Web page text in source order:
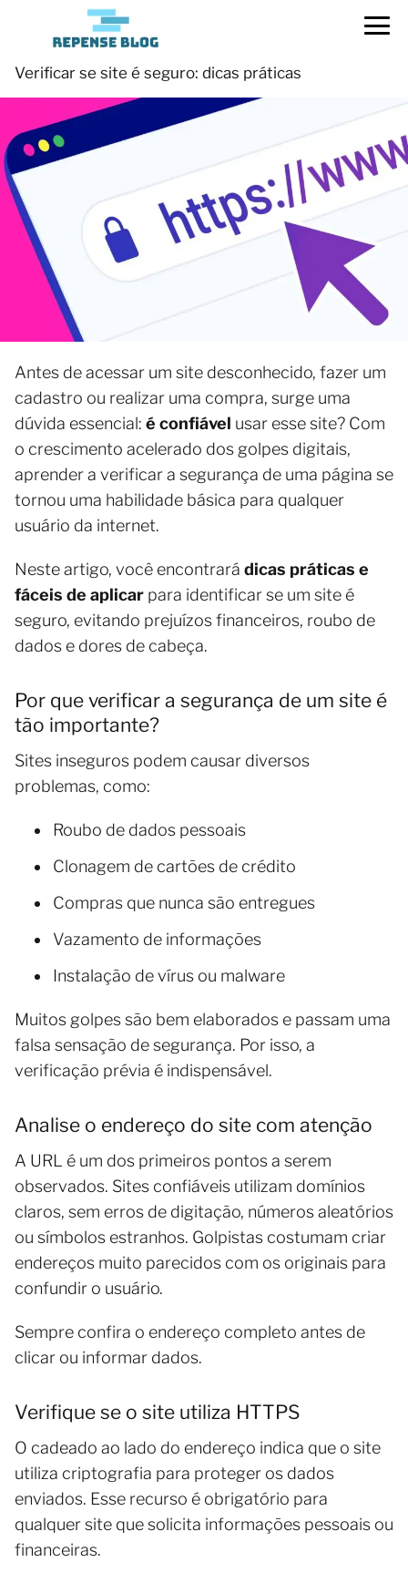
Verificar se site é seguro: dicas práticas
Antes de acessar um site desconhecido, fazer um
cadastro ou realizar uma compra, surge uma
dúvida essencial: é confiável usar esse site? Com
o crescimento acelerado dos golpes digitais,
aprender a verificar a segurança de uma página se
tornou uma habilidade básica para qualquer
usuário da internet.
Neste artigo, você encontrará dicas práticas e
fáceis de aplicar para identificar se um site é
seguro, evitando prejuízos financeiros, roubo de
dados e dores de cabeça.
Por que verificar a segurança de um site é
tão importante?
Sites inseguros podem causar diversos
problemas, como:
Roubo de dados pessoais
Clonagem de cartões de crédito
Compras que nunca são entregues
Vazamento de informações
Instalação de vírus ou malware
Muitos golpes são bem elaborados e passam uma
falsa sensação de segurança. Por isso, a
verificação prévia é indispensável.
Analise o endereço do site com atenção
A URL é um dos primeiros pontos a serem
observados. Sites confiáveis utilizam domínios
claros, sem erros de digitação, números aleatórios
ou símbolos estranhos. Golpistas costumam criar
endereços muito parecidos com os originais para
confundir o usuário.
Sempre confira o endereço completo antes de
clicar ou informar dados.
Verifique se o site utiliza HTTPS
O cadeado ao lado do endereço indica que o site
utiliza criptografia para proteger os dados
enviados. Esse recurso é obrigatório para
qualquer site que solicita informações pessoais ou
financeiras.